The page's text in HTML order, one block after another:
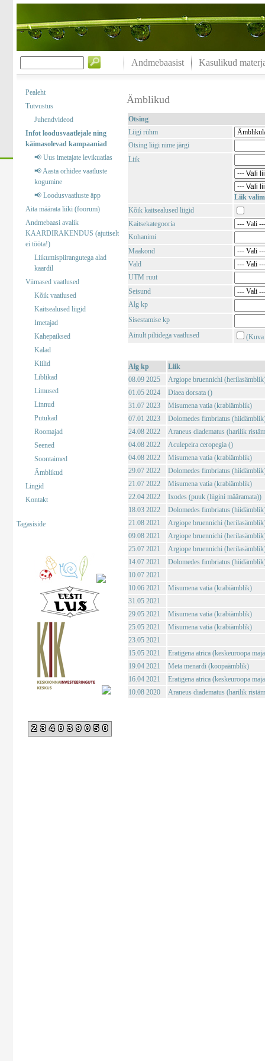
Andmebaasist Kasulikud
Pealeht
Tutvustus
Juhendvideod
Infot loodusvaatlejale ning
käimasolevad kampaaniad
📢 Uus imetajate levikuatlas
📢 Aasta orhidee vaatluste
kogumine
📢 Loodusvaatluste äpp
Aita määrata liiki (foorum)
Andmebaasi avalik
KAARDIRAKENDUS (ajutiselt
ei tööta!)
Liikumispiirangutega alad
kaardil
Viimased vaatlused
Kõik vaatlused
Kaitsealused liigid
Imetajad
Kahepaiksed
Kalad
Kiilid
Liblikad
Limused
Linnud
Putukad
Roomajad
Seened
Soontaimed
Ämblikud
Lingid
Kontakt
Tagasiside
234039050
Ämblikud
Otsing
Liigi rühm
Otsing liigi nime järgi
Liik
Liik
Kõik kaitsealused liigid
Kaitsekategooria
Kohanimi
Maakond
Vald
UTM ruut
Seisund
Alg kp
Sisestamise kp
Ainult piltidega vaatlused
(Kuva
Alg kp
Liik
08.09 2025
Argiope bruennichi
01.05 2024
Diaea dorsata ()
31.07 2023
Misumena vatia (krabiämblik)
07.01 2023
Dolomedes fimbriatus
24.08 2022
Araneus diadematus (harilik
04.08 2022
Aculepeira ceropegia ()
04.08 2022
Misumena vatia (krabiämblik)
29.07 2022
Dolomedes fimbriatus
21.07 2022
Misumena vatia (krabiämblik)
22.04 2022
Ixodes (puuk (liigini määramata))
18.03 2022
Dolomedes fimbriatus
21.08 2021
Argiope bruennichi
09.08 2021
Argiope bruennichi
25.07 2021
Argiope bruennichi
14.07 2021
Dolomedes fimbriatus
10.07 2021
10.06 2021
Misumena vatia (krabiämblik)
31.05 2021
29.05 2021
Misumena vatia (krabiämblik)
25.05 2021
Misumena vatia (krabiämblik)
23.05 2021
15.05 2021
Eratigena atrica (keskeuroopa
19.04 2021
Meta menardi (koopaämblik)
16.04 2021
Eratigena atrica (keskeuroopa
10.08 2020
Araneus diadematus (harilik